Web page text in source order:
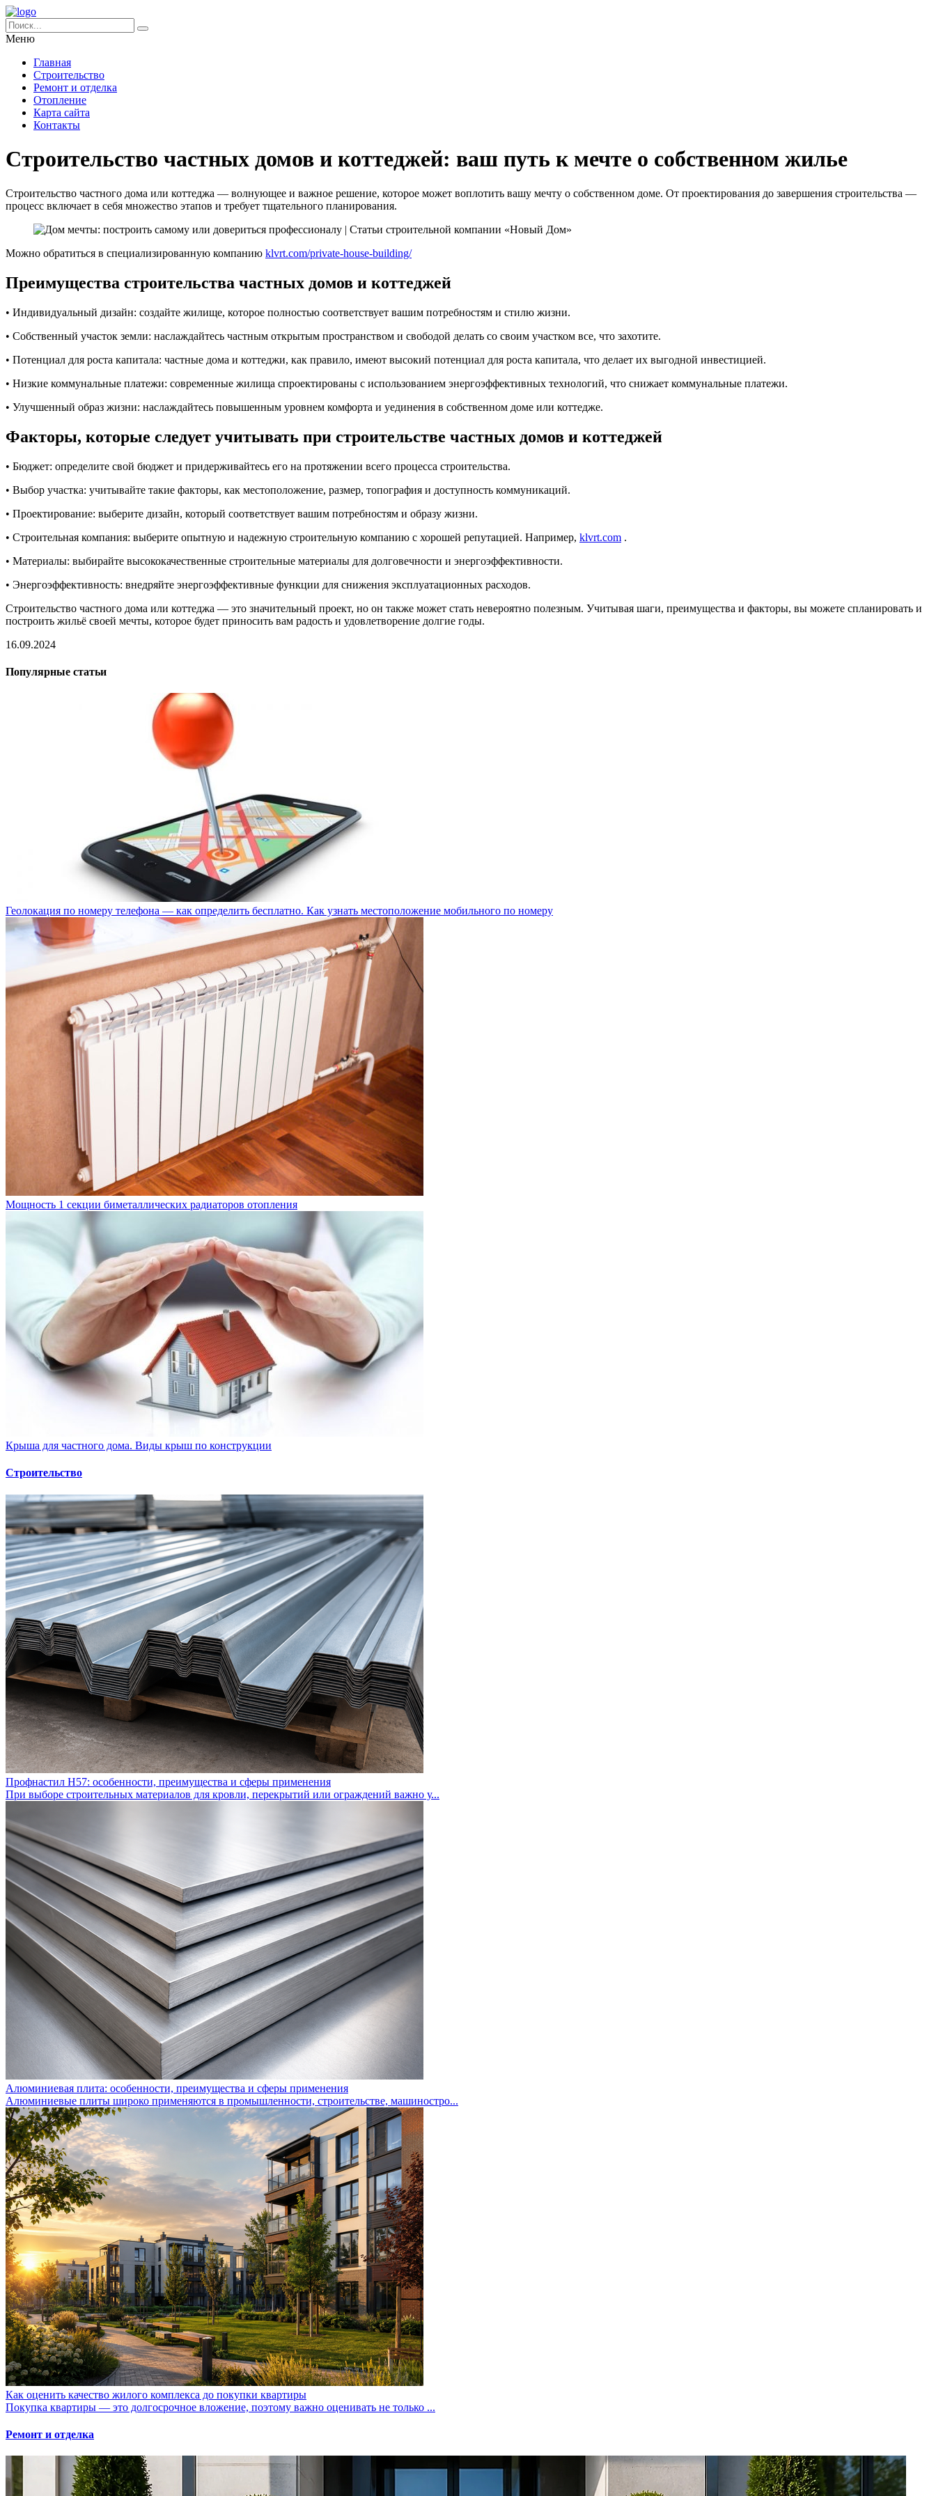
Меню
Главная
Строительство
Ремонт и отделка
Отопление
Карта сайта
Контакты
Строительство частных домов и коттеджей: ваш путь к мечте о собственном жилье
Строительство частного дома или коттеджа — волнующее и важное решение, которое может воплотить вашу мечту о собственном доме. От проектирования до завершения строительства —
процесс включает в себя множество этапов и требует тщательного планирования.
Можно обратиться в специализированную компанию klvrt.com/private-house-building/
Преимущества строительства частных домов и коттеджей
• Индивидуальный дизайн: создайте жилище, которое полностью соответствует вашим потребностям и стилю жизни.
• Собственный участок земли: наслаждайтесь частным открытым пространством и свободой делать со своим участком все, что захотите.
• Потенциал для роста капитала: частные дома и коттеджи, как правило, имеют высокий потенциал для роста капитала, что делает их выгодной инвестицией.
• Низкие коммунальные платежи: современные жилища спроектированы с использованием энергоэффективных технологий, что снижает коммунальные платежи.
• Улучшенный образ жизни: наслаждайтесь повышенным уровнем комфорта и уединения в собственном доме или коттедже.
Факторы, которые следует учитывать при строительстве частных домов и коттеджей
• Бюджет: определите свой бюджет и придерживайтесь его на протяжении всего процесса строительства.
• Выбор участка: учитывайте такие факторы, как местоположение, размер, топография и доступность коммуникаций.
• Проектирование: выберите дизайн, который соответствует вашим потребностям и образу жизни.
• Строительная компания: выберите опытную и надежную строительную компанию с хорошей репутацией. Например, klvrt.com .
• Материалы: выбирайте высококачественные строительные материалы для долговечности и энергоэффективности.
• Энергоэффективность: внедряйте энергоэффективные функции для снижения эксплуатационных расходов.
Строительство частного дома или коттеджа — это значительный проект, но он также может стать невероятно полезным. Учитывая шаги, преимущества и факторы, вы можете спланировать и
построить жильё своей мечты, которое будет приносить вам радость и удовлетворение долгие годы.
16.09.2024
Популярные статьи
Геолокация по номеру телефона — как определить бесплатно. Как узнать местоположение мобильного по номеру
Мощность 1 секции биметаллических радиаторов отопления
Крыша для частного дома. Виды крыш по конструкции
Строительство
Профнастил Н57: особенности, преимущества и сферы применения
При выборе строительных материалов для кровли, перекрытий или ограждений важно у...
Алюминиевая плита: особенности, преимущества и сферы применения
Алюминиевые плиты широко применяются в промышленности, строительстве, машиностро...
Как оценить качество жилого комплекса до покупки квартиры
Покупка квартиры — это долгосрочное вложение, поэтому важно оценивать не только ...
Ремонт и отделка